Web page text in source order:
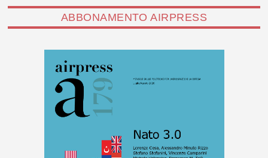
ABBONAMENTO AIRPRESS